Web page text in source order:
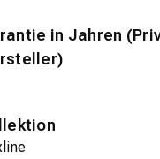
in Jahren